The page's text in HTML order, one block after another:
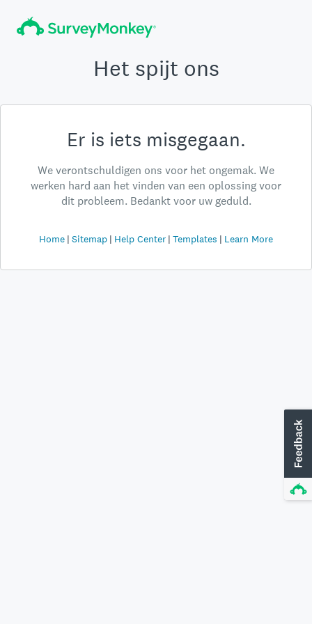
Het spijt ons
Er is iets misgegaan.
We verontschuldigen ons voor het ongemak. We
werken hard aan het vinden van een oplossing voor
dit probleem. Bedankt voor uw geduld.
Home Sitemap Help Center Templates Learn More